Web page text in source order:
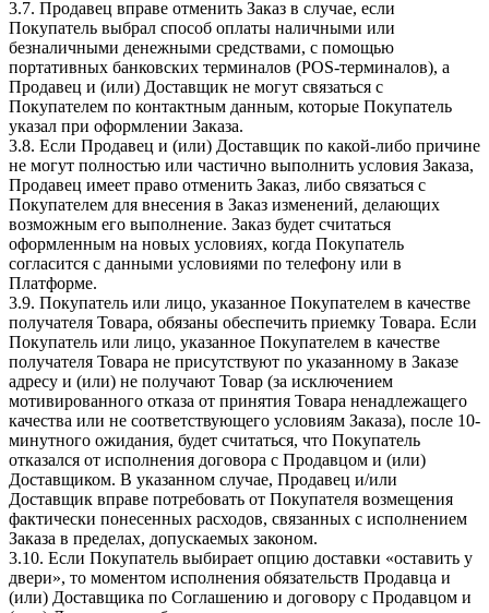
3.7. Продавец вправе отменить Заказ в случае, если
Покупатель выбрал способ оплаты наличными или
безналичными денежными средствами, с помощью
портативных банковских терминалов (POS-терминалов), а
Продавец и (или) Доставщик не могут связаться с
Покупателем по контактным данным, которые Покупатель
указал при оформлении Заказа.
3.8. Если Продавец и (или) Доставщик по какой-либо причине
не могут полностью или частично выполнить условия Заказа,
Продавец имеет право отменить Заказ, либо связаться с
Покупателем для внесения в Заказ изменений, делающих
возможным его выполнение. Заказ будет считаться
оформленным на новых условиях, когда Покупатель
согласится с данными условиями по телефону или в
Платформе.
3.9. Покупатель или лицо, указанное Покупателем в качестве
получателя Товара, обязаны обеспечить приемку Товара. Если
Покупатель или лицо, указанное Покупателем в качестве
получателя Товара не присутствуют по указанному в Заказе
адресу и (или) не получают Товар (за исключением
мотивированного отказа от принятия Товара ненадлежащего
качества или не соответствующего условиям Заказа), после 10-
минутного ожидания, будет считаться, что Покупатель
отказался от исполнения договора с Продавцом и (или)
Доставщиком. В указанном случае, Продавец и/или
Доставщик вправе потребовать от Покупателя возмещения
фактически понесенных расходов, связанных с исполнением
Заказа в пределах, допускаемых законом.
3.10. Если Покупатель выбирает опцию доставки «оставить у
двери», то моментом исполнения обязательств Продавца и
(или) Доставщика по Соглашению и договору с Продавцом и